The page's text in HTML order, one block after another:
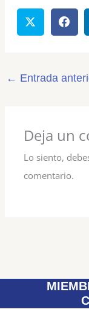
← Entrada
Deja un
Lo siento,
comentario.